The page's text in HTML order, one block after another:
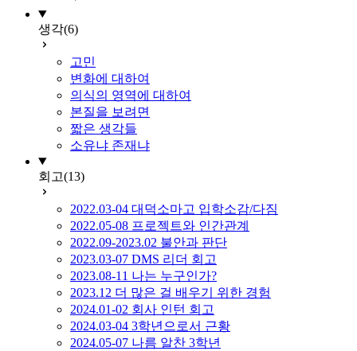
생각(6)
고민
변화에 대하여
의식의 영역에 대하여
본질을 보려면
짧은 생각들
소유냐 존재냐
회고(13)
2022.03-04 대덕소마고 입학소감/다짐
2022.05-08 프로젝트와 인간관계
2022.09-2023.02 불안과 판단
2023.03-07 DMS 리더 회고
2023.08-11 나는 누구인가?
2023.12 더 많은 걸 배우기 위한 경험
2024.01-02 회사 인턴 회고
2024.03-04 3학년으로서 근황
2024.05-07 나름 알찬 3학년